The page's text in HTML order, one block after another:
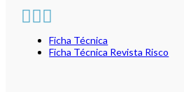
Ficha Técnica
Ficha Técnica Revista Risco